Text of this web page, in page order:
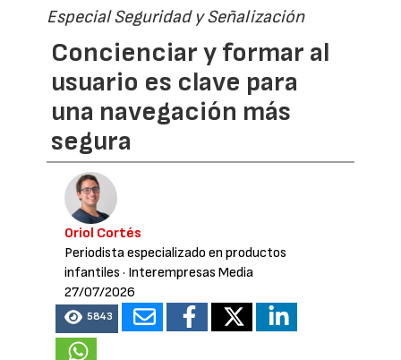
Especial Seguridad y Señalización
Concienciar y formar al
usuario es clave para
una navegación más
segura
Oriol Cortés
Periodista especializado en productos
infantiles · Interempresas Media
27/07/2026
5843